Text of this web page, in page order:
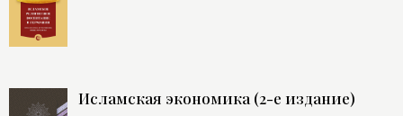
Исламская экономика (2-е издание)